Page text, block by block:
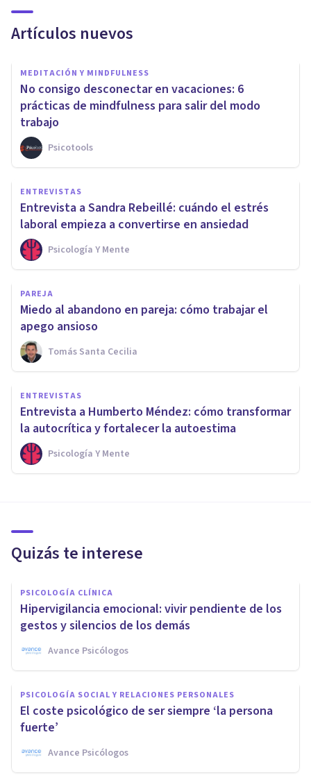
Artículos nuevos
MEDITACIÓN Y MINDFULNESS
No consigo desconectar en vacaciones: 6
prácticas de mindfulness para salir del modo
trabajo
Psicotools
ENTREVISTAS
Entrevista a Sandra Rebeillé: cuándo el estrés
laboral empieza a convertirse en ansiedad
Psicología Y Mente
PAREJA
Miedo al abandono en pareja: cómo trabajar el
apego ansioso
Tomás Santa Cecilia
ENTREVISTAS
Entrevista a Humberto Méndez: cómo transformar
la autocrítica y fortalecer la autoestima
Psicología Y Mente
Quizás te interese
PSICOLOGÍA CLÍNICA
Hipervigilancia emocional: vivir pendiente de los
gestos y silencios de los demás
Avance Psicólogos
PSICOLOGÍA SOCIAL Y RELACIONES PERSONALES
El coste psicológico de ser siempre ‘la persona
fuerte’
Avance Psicólogos